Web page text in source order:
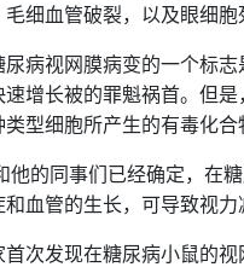
细血管破裂，以及眼细胞
尿病视网膜病变的一个标
速增长被的罪魁祸首。但
类型细胞所产生的有毒化合
他的同事们已经确定，在
血管的生长，可导致视
首次发现在糖尿病小鼠的